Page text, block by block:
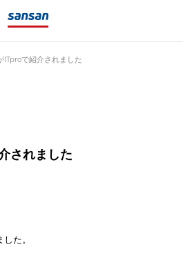
ITproで紹介されました
されました
た。